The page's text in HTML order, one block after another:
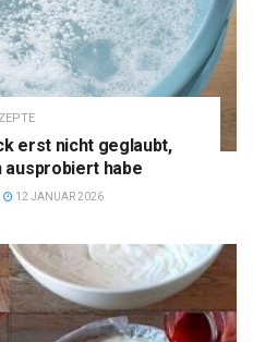
erst nicht geglaubt,
ausprobiert habe
12 JANUAR 2026